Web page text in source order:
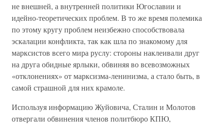
не внешней, а внутренней политики Югославии и
идейно-теоретических проблем. В то же время полемика
по этому кругу проблем неизбежно способствовала
эскалации конфликта, так как шла по знакомому для
марксистов всего мира руслу: стороны наклеивали друг
на друга обидные ярлыки, обвиняя во всевозможных
«отклонениях» от марксизма-ленинизма, а стало быть, в
самой страшной для них крамоле.
Используя информацию Жуйовича, Сталин и Молотов
отвергали обвинения членов политбюро КПЮ,